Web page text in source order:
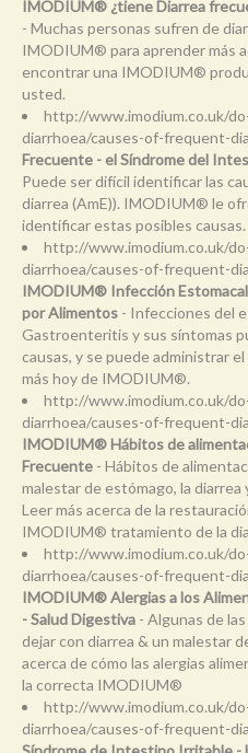
IMODIUM® ¿tiene Diarrea
- Muchas personas sufren de
IMODIUM® para aprender más
encontrar una IMODIUM®
usted.
http://www.imodium.co.uk/
diarrhoea/causes-of-frequent-
Frecuente - el Síndrome del
Puede ser difícil identificar las
diarrea (AmE)). IMODIUM® le
identificar estas posibles causas.
http://www.imodium.co.uk/
diarrhoea/causes-of-frequent-
IMODIUM® Infección
por Alimentos - Infecciones del
Gastroenteritis y sus síntomas
causas, y se puede administrar
más hoy de IMODIUM®.
http://www.imodium.co.uk/
diarrhoea/causes-of-frequent-
IMODIUM® Hábitos de
Frecuente - Hábitos de
malestar de estómago, la
Leer más acerca de la
IMODIUM® tratamiento de la
http://www.imodium.co.uk/
diarrhoea/causes-of-frequent-
IMODIUM® Alergias a los
- Salud Digestiva - Algunas de
dejar con diarrea & un malestar
acerca de cómo las alergias
la correcta IMODIUM®
http://www.imodium.co.uk/
diarrhoea/causes-of-frequent-